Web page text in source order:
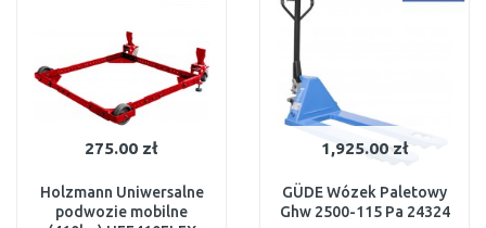
275.00 zł
Holzmann Uniwersalne
podwozie mobilne
1,925.00 zł
GÜDE Wózek Paletowy
Ghw 2500-115 Pa 24324